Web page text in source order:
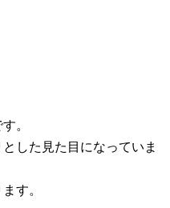
。
した見た目になっていま
す。